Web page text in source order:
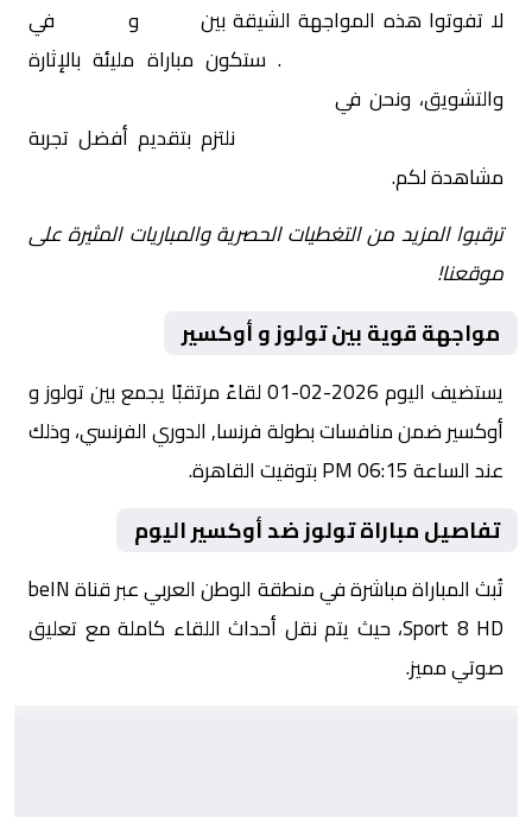
لا تفوتوا هذه المواجهة الشيقة بين وأوكسير
في
. ستكون مباراة مليئة بالإثارة
والتشويق، ونحن في
نلتزم بتقديم أفضل تجربة
مشاهدة لكم.
ترقبوا المزيد من التغطيات الحصرية والمباريات المثيرة على
موقعنا!
مواجهة قوية بين تولوز و أوكسير
يستضيف اليوم 2026-02-01 لقاءً مرتقبًا يجمع بين تولوز و
أوكسير ضمن منافسات بطولة فرنسا, الدوري الفرنسي، وذلك
عند الساعة 06:15 PM بتوقيت القاهرة.
تفاصيل مباراة تولوز ضد أوكسير اليوم
تُبث المباراة مباشرة في منطقة الوطن العربي عبر قناة beIN
Sport 8 HD، حيث يتم نقل أحداث اللقاء كاملة مع تعليق
صوتي مميز.